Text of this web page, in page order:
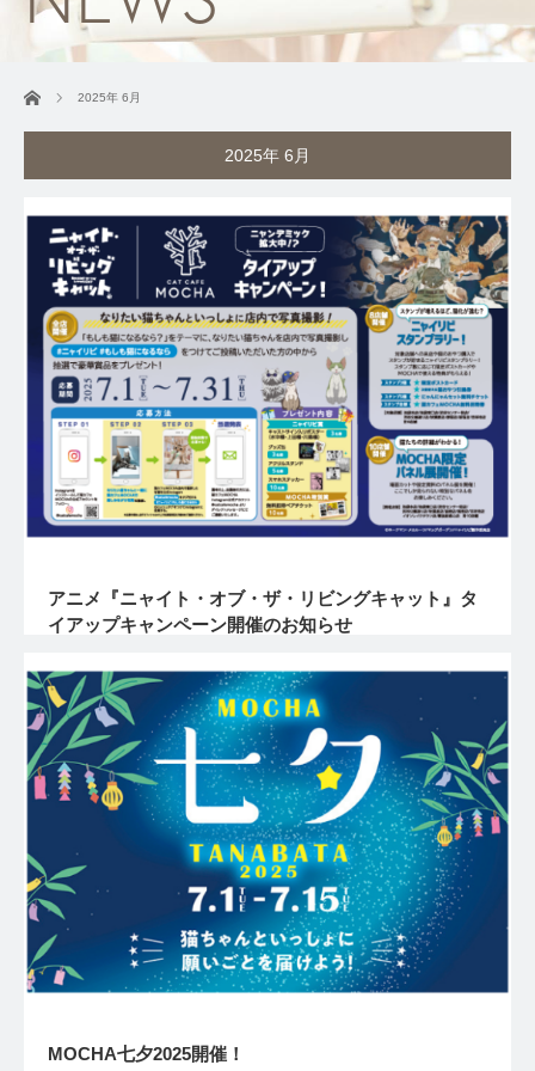
ホーム 2025年 6月
2025年 6月
アニメ『ニャイト・オブ・ザ・リビングキャット』タ
イアップキャンペーン開催のお知らせ
MOCHA七夕2025開催！